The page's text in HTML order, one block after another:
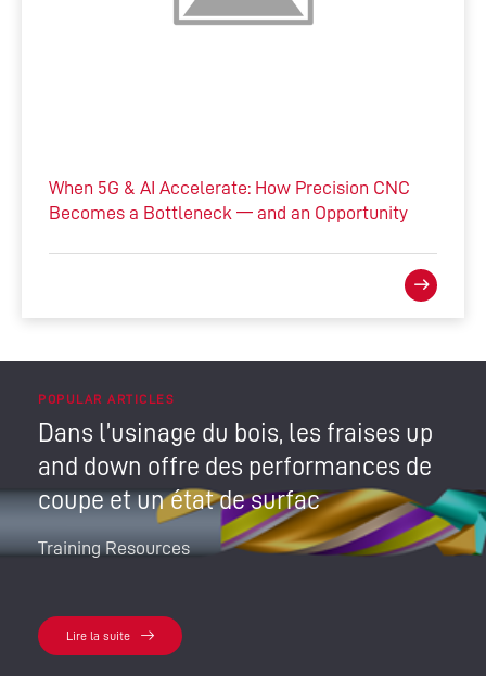
When 5G & AI Accelerate: How Precision CNC
Becomes a Bottleneck — and an Opportunity
POPULAR ARTICLES
Dans l’usinage du bois, les fraises up
and down offre des performances de
coupe et un état de surfac
Training Resources
Lire la suite